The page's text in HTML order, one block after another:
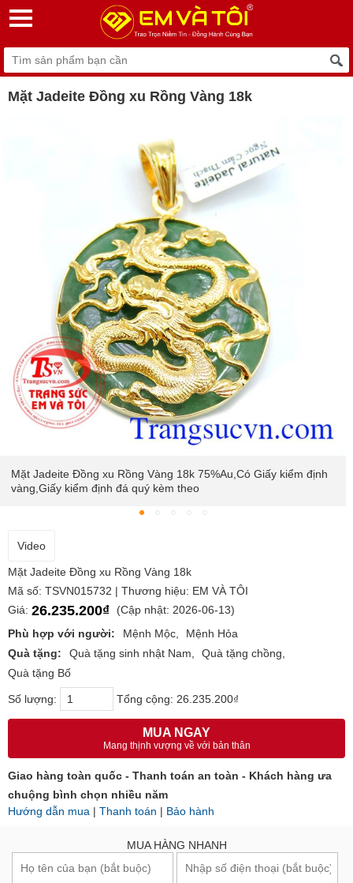
Mặt Jadeite Đồng xu Rồng Vàng 18k
Mặt Jadeite Đồng xu Rồng Vàng 18k 75%Au,Có Giấy kiểm định
vàng,Giấy kiểm định đá quý kèm theo
Video
Mặt Jadeite Đồng xu Rồng Vàng 18k
Mã số: TSVN015732 | Thương hiệu: EM VÀ TÔI
Giá: 26.235.200₫
(Cập nhật: 2026-06-13)
Phù hợp với người:
Mệnh Mộc
Mệnh Hỏa
Quà tặng:
Quà tặng sinh nhật Nam
Quà tặng chồng
Quà tặng Bố
Số lượng: Tổng cộng: 26.235.200₫
MUA NGAY
Mang thịnh vượng về với bản thân
Giao hàng toàn quốc - Thanh toán an toàn - Khách hàng ưa
chuộng bình chọn nhiều năm
Hướng dẫn mua | Thanh toán | Bảo hành
MUA HÀNG NHANH